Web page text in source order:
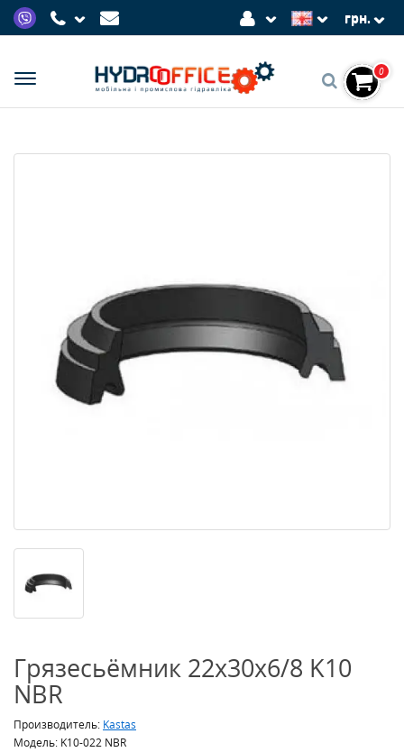
грн.
0
Грязесьёмник 22x30x6/8 K10
NBR
Производитель: Kastas
Модель: K10-022 NBR